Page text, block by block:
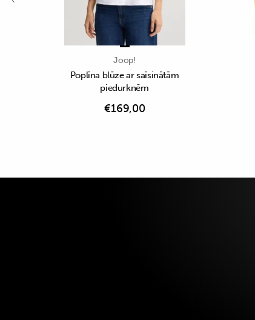
Joop!
Poplīna blūze ar saīsinātām
piedurknēm
€169,00